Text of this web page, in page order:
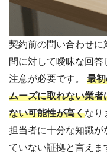
契約前の問い合わせ
問に対して曖昧な回
注意が必要です。 最
ムーズに取れない業
ない可能性が高くなり
担当者に十分な知識が
ていない証拠と言え